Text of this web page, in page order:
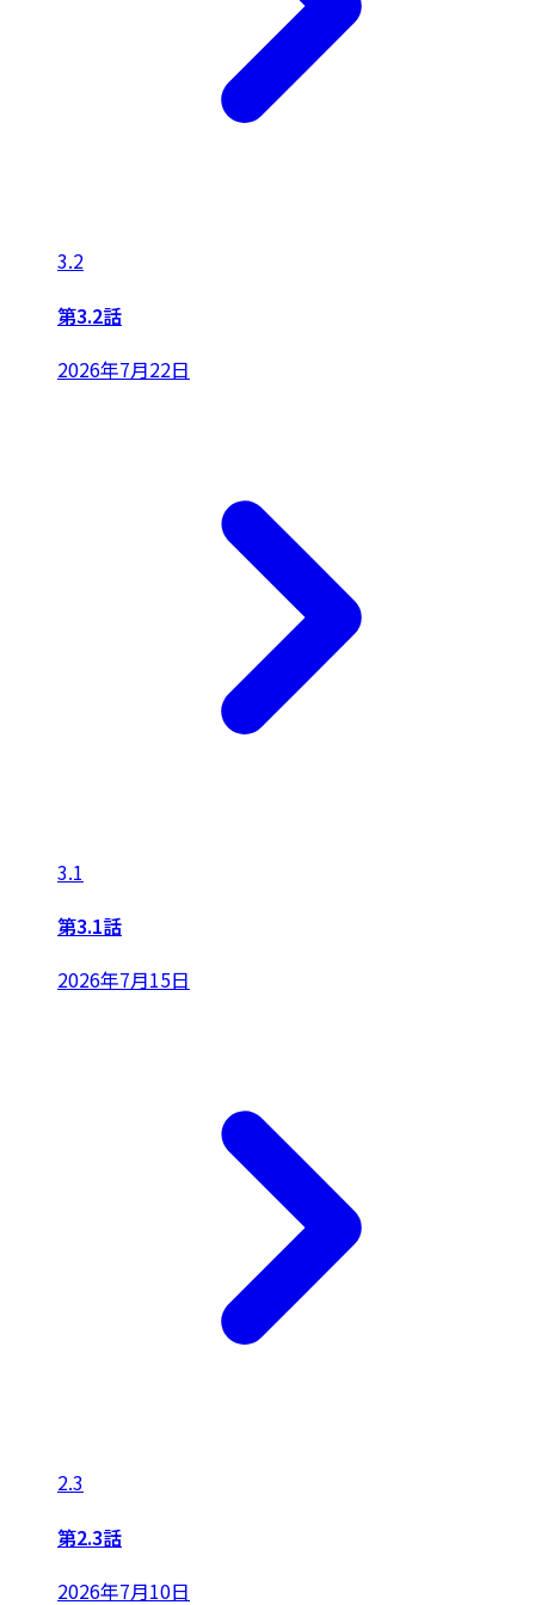
3.2
第3.2話
2026年7月22日
3.1
第3.1話
2026年7月15日
2.3
第2.3話
2026年7月10日